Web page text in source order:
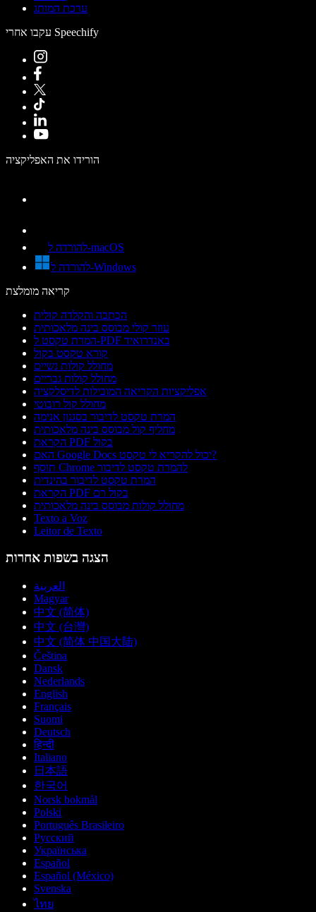
ערכת המותג
עקבו אחרי Speechify
הורידו את האפליקציה
להורדה ל-macOS
להורדה ל-Windows
קריאה מומלצת
הכתבה והקלדה קולית
עוזר קולי מבוסס בינה מלאכותית
המרת טקסט ל-PDF באנדרואיד
קורא טקסט בקול
מחולל קולות נשיים
מחולל קולות גבריים
אפליקציות הקריאה המובילות לדיסלקציה
מחולל קול רובוטי
המרת טקסט לדיבור בסגנון אנימה
מחליף קול מבוסס בינה מלאכותית
הקראת PDF בקול
האם Google Docs יכול להקריא לי טקסט?
תוסף Chrome להמרת טקסט לדיבור
המרת טקסט לדיבור בהינדית
הקראת PDF בקול רם
מחולל קולות מבוסס בינה מלאכותית
Texto a Voz
Leitor de Texto
הצגה בשפות אחרות
العربية
Magyar
中文 (简体)
中文 (台灣)
中文 (简体 中国大陆)
Čeština
Dansk
Nederlands
English
Français
Suomi
Deutsch
हिन्दी
Italiano
日本語
한국어
Norsk bokmål
Polski
Português Brasileiro
Русский
Українська
Español
Español (México)
Svenska
ไทย